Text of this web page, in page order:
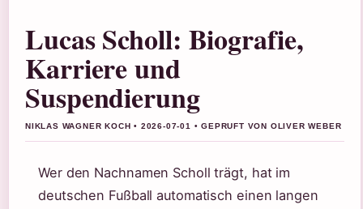
Lucas Scholl: Biografie,
Karriere und
Suspendierung
NIKLAS WAGNER KOCH • 2026-07-01 • GEPRUFT VON OLIVER WEBER
Wer den Nachnamen Scholl trägt, hat im
deutschen Fußball automatisch einen langen